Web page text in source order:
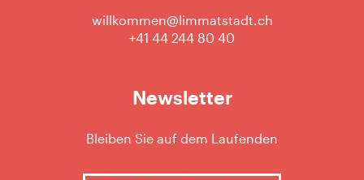
willkommen@limmatstadt.ch
+41 44 244 80 40
Newsletter
Bleiben Sie auf dem Laufenden